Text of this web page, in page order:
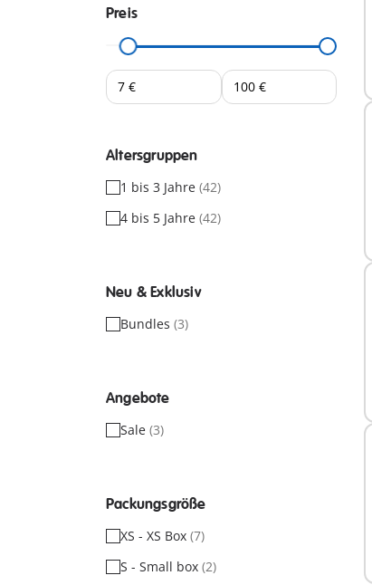
Preis
Altersgruppen
1 bis 3 Jahre (42)
4 bis 5 Jahre (42)
Neu & Exklusiv
Bundles (3)
Angebote
Sale (3)
Packungsgröße
XS - XS Box (7)
S - Small box (2)